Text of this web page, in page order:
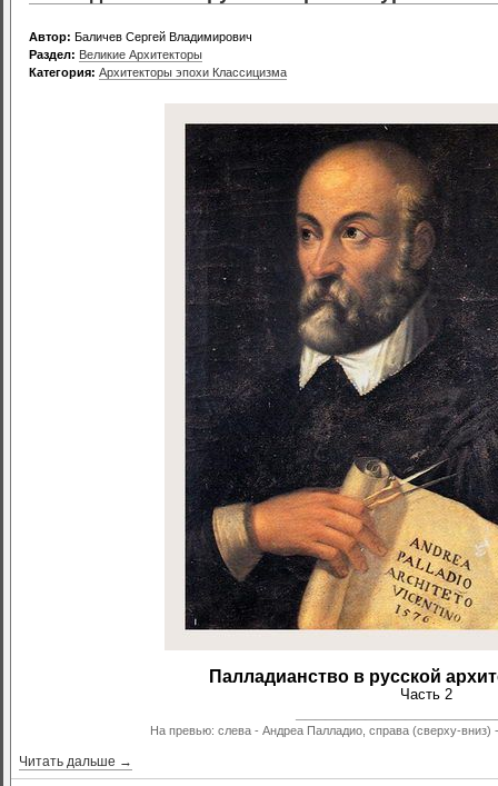
Автор: Баличев Сергей Владимирович
Раздел: Великие Архитекторы
Категория: Архитекторы эпохи Классицизма
Палладианство в русской
Часть 2
На превью: слева - Андреа Палладио, справа (сверху-вниз)
Читать дальше →